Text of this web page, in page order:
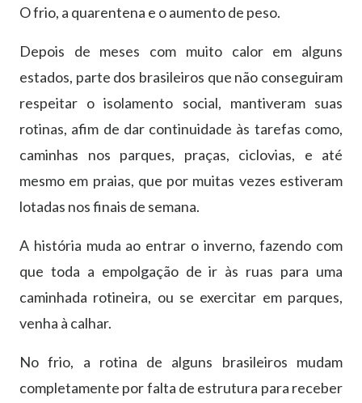
O frio, a quarentena e o aumento de peso.
Depois de meses com muito calor em alguns
estados, parte dos brasileiros que não conseguiram
respeitar o isolamento social, mantiveram suas
rotinas, afim de dar continuidade às tarefas como,
caminhas nos parques, praças, ciclovias, e até
mesmo em praias, que por muitas vezes estiveram
lotadas nos finais de semana.
A história muda ao entrar o inverno, fazendo com
que toda a empolgação de ir às ruas para uma
caminhada rotineira, ou se exercitar em parques,
venha à calhar.
No frio, a rotina de alguns brasileiros mudam
completamente por falta de estrutura para receber